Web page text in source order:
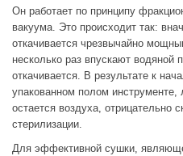
Он работает по принципу
вакуума. Это происходит так:
откачивается чрезвычайно
несколько раз впускают водяной
откачивается. В результате к
упакованном полом
остается воздуха, отрицательно
стерилизации.
Для эффективной сушки,